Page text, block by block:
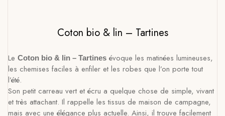
Coton bio & lin – Tartines
Le Coton bio & lin – Tartines évoque les matinées lumineuses,
les chemises faciles à enfiler et les robes que l’on porte tout
l’été.
Son petit carreau vert et écru a quelque chose de simple, vivant
et très attachant. Il rappelle les tissus de maison de campagne,
mais avec une élégance plus actuelle. Ainsi, il trouve facilement